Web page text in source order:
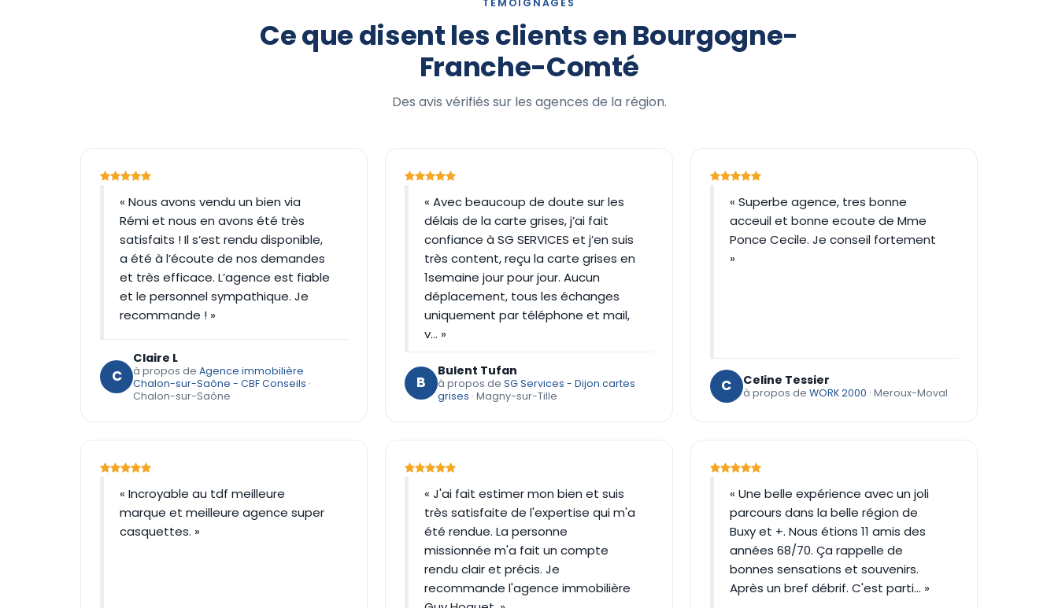
Ce que disent les clients en Bourgogne-
Franche-Comté
Des avis vérifiés sur les agences de la région.
« Nous avons vendu un bien via
Rémi et nous en avons été très
satisfaits ! Il s’est rendu disponible,
a été à l’écoute de nos demandes
et très efficace. L’agence est fiable
et le personnel sympathique. Je
recommande ! »
C
Claire L
à propos de Agence immobilière
Chalon-sur-Saône - CBF Conseils ·
Chalon-sur-Saône
« Avec beaucoup de doute sur les
délais de la carte grises, j’ai fait
confiance à SG SERVICES et j’en suis
très content, reçu la carte grises en
1semaine jour pour jour. Aucun
déplacement, tous les échanges
uniquement par téléphone et mail,
v… »
B
Bulent Tufan
à propos deSG Services - Dijon cartes
grises · Magny-sur-Tille
« Superbe agence, tres bonne
acceuil et bonne ecoute de Mme
Ponce Cecile. Je conseil fortement
»
C Celine Tessier
à propos de WORK 2000 · Meroux-Moval
« Incroyable au tdf meilleure
marque et meilleure agence super
casquettes. »
« J'ai fait estimer mon bien et suis
très satisfaite de l'expertise qui m'a
été rendue. La personne
missionnée m'a fait un compte
rendu clair et précis. Je
recommande l'agence immobilière
« Une belle expérience avec un joli
parcours dans la belle région de
Buxy et +. Nous étions 11 amis des
années 68/70. Ça rappelle de
bonnes sensations et souvenirs.
Après un bref débrif. C'est parti... »